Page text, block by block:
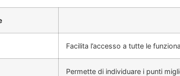
Facilita l’accesso a tutte le
Permette di individuare i punti